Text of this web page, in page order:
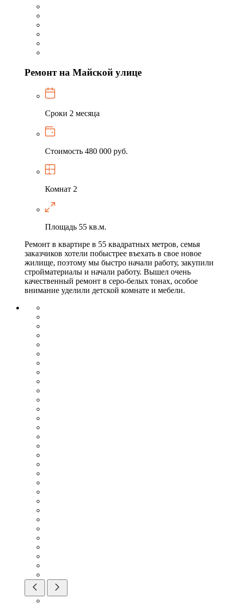
Ремонт на Майской улице
Сроки 2 месяца
Стоимость 480 000 руб.
Комнат 2
Площадь 55 кв.м.
Ремонт в квартире в 55 квадратных метров, семья
заказчиков хотели побыстрее въехать в свое новое
жилище, поэтому мы быстро начали работу, закупили
стройматериалы и начали работу. Вышел очень
качественный ремонт в серо-белых тонах, особое
внимание уделили детской комнате и мебели.